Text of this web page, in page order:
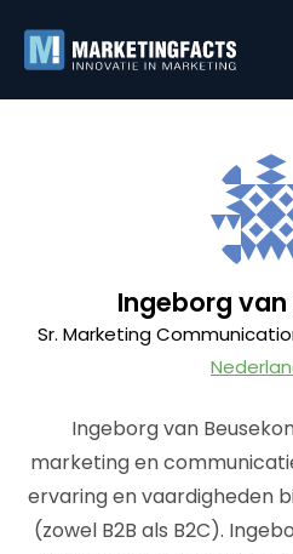
Ingeborg van
Sr. Marketing
Ingeborg van
marketing en
ervaring en vaardigheden
(zowel B2B als B2C).